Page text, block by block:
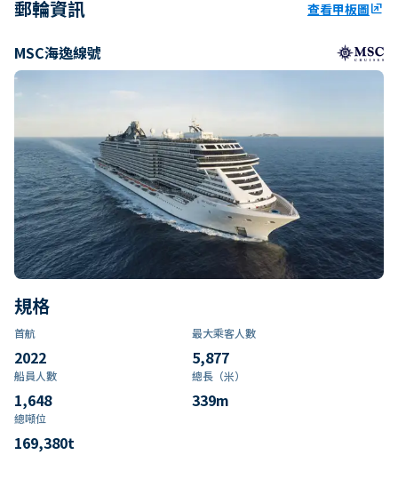
郵輪資訊 查看甲板圖ungroup
MSC海逸線號
規格
首航
2022
最大乘客人數
5,877
船員人數
1,648
總長（米）
339m
總噸位
169,380t